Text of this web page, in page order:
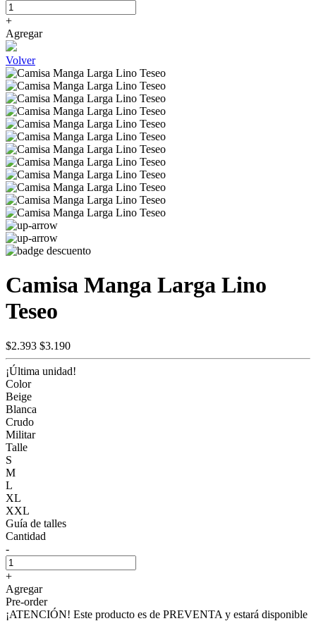
+
Agregar
Volver
Camisa Manga Larga Lino
Teseo
$2.393 $3.190
¡Última unidad!
Color
Beige
Blanca
Crudo
Militar
Talle
S
M
L
XL
XXL
Guía de talles
Cantidad
-
+
Agregar
Pre-order
¡ATENCIÓN! Este producto es de PREVENTA y estará disponible